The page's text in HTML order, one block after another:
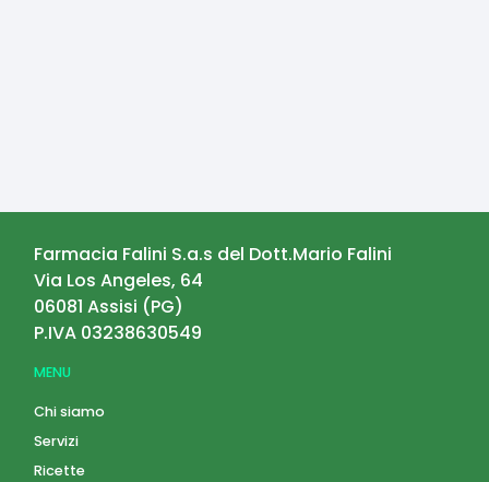
Farmacia Falini S.a.s del Dott.Mario Falini
Via Los Angeles, 64
06081 Assisi (PG)
P.IVA 03238630549
MENU
Chi siamo
Servizi
Ricette